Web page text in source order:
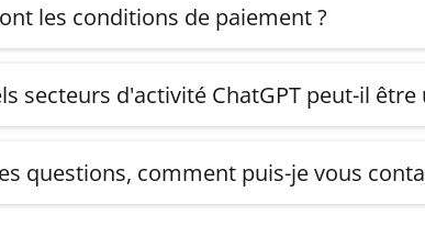
les conditions de paiement ?
possibilité de rejoindre la formation en un seul
secteurs d'activité ChatGPT peut-il être
être utilisé dans de nombreux secteurs
contenus, l'analyse de données, etc. La
domaines pour vous aider à identifier les
questions, comment puis-je vous
nous envoyer un mail àformationgpt@gmail.com